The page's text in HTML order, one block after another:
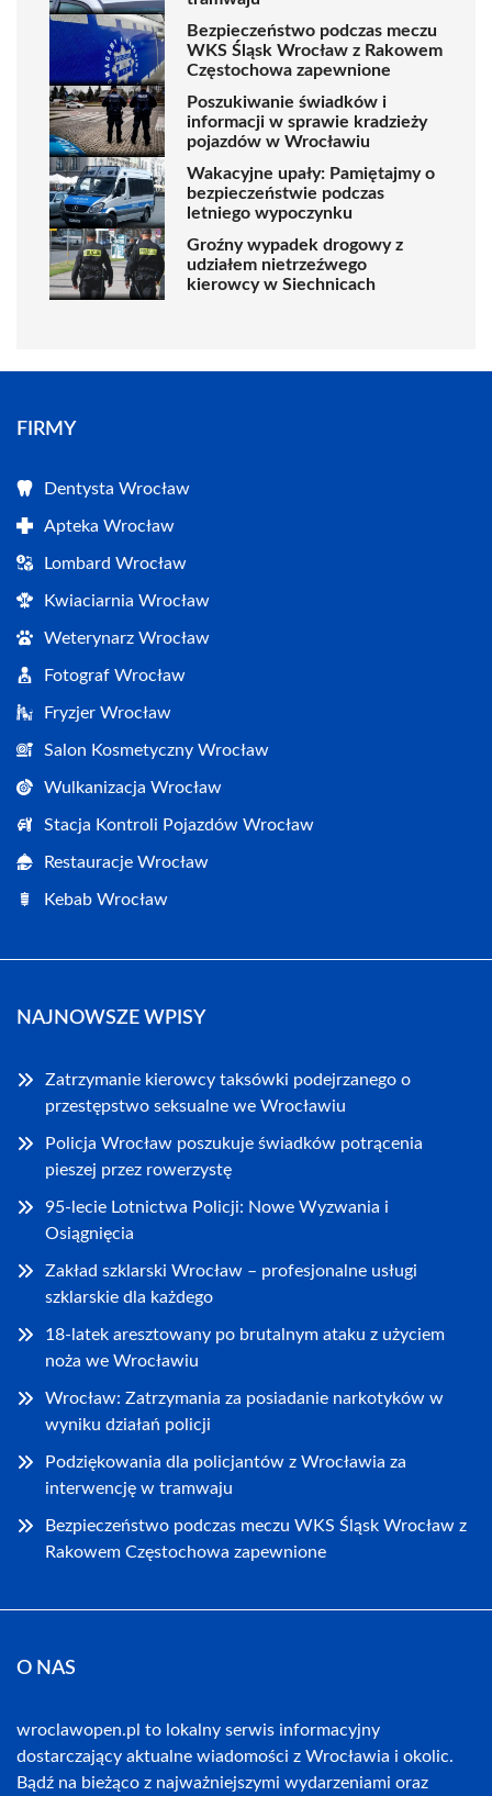
Bezpieczeństwo podczas meczu
WKS Śląsk Wrocław z Rakowem
Częstochowa zapewnione
Poszukiwanie świadków i
informacji w sprawie kradzieży
pojazdów w Wrocławiu
Wakacyjne upały: Pamiętajmy o
bezpieczeństwie podczas
letniego wypoczynku
Groźny wypadek drogowy z
udziałem nietrzeźwego
kierowcy w Siechnicach
FIRMY
Dentysta Wrocław
Apteka Wrocław
Lombard Wrocław
Kwiaciarnia Wrocław
Weterynarz Wrocław
Fotograf Wrocław
Fryzjer Wrocław
Salon Kosmetyczny Wrocław
Wulkanizacja Wrocław
Stacja Kontroli Pojazdów Wrocław
Restauracje Wrocław
Kebab Wrocław
NAJNOWSZE WPISY
Zatrzymanie kierowcy taksówki podejrzanego o
przestępstwo seksualne we Wrocławiu
Policja Wrocław poszukuje świadków potrącenia
pieszej przez rowerzystę
95-lecie Lotnictwa Policji: Nowe Wyzwania i
Osiągnięcia
Zakład szklarski Wrocław – profesjonalne usługi
szklarskie dla każdego
18-latek aresztowany po brutalnym ataku z użyciem
noża we Wrocławiu
Wrocław: Zatrzymania za posiadanie narkotyków w
wyniku działań policji
Podziękowania dla policjantów z Wrocławia za
interwencję w tramwaju
Bezpieczeństwo podczas meczu WKS Śląsk Wrocław z
Rakowem Częstochowa zapewnione
O NAS
wroclawopen.pl to lokalny serwis informacyjny
dostarczający aktualne wiadomości z Wrocławia i okolic.
Bądź na bieżąco z najważniejszymi wydarzeniami oraz